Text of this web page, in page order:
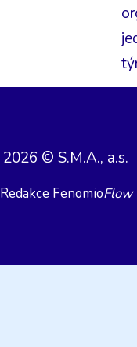
2026 © S.M.A., a.s.
Redakce FenomioFlow